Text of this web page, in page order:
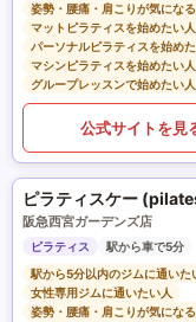
姿勢・腰痛・肩こりが気にな
マットピラティスを始めたい人
パーソナルピラティスを始め
マシンピラティスを始めたい人
グループレッスンで始めたい人
公式サイトを見
ピラティスケー
阪急西宮ガーデンズ店
ピラティス
駅から車で5分
駅から5分以内のジムに通いた
女性専用ジムに通いたい人
姿勢・腰痛・肩こりが気にな